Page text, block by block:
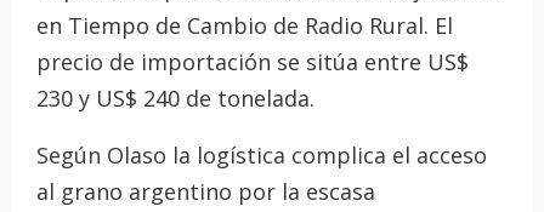
en Tiempo de Cambio de Radio Rural. El
precio de importación se sitúa entre US$
230 y US$ 240 de tonelada.
Según Olaso la logística complica el acceso
al grano argentino por la escasa